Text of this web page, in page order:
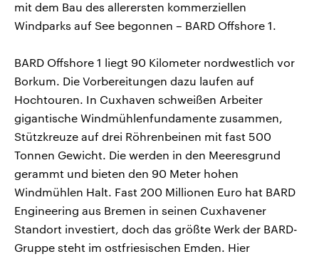
mit dem Bau des allerersten kommerziellen
Windparks auf See begonnen – BARD Offshore 1.
BARD Offshore 1 liegt 90 Kilometer nordwestlich vor
Borkum. Die Vorbereitungen dazu laufen auf
Hochtouren. In Cuxhaven schweißen Arbeiter
gigantische Windmühlenfundamente zusammen,
Stützkreuze auf drei Röhrenbeinen mit fast 500
Tonnen Gewicht. Die werden in den Meeresgrund
gerammt und bieten den 90 Meter hohen
Windmühlen Halt. Fast 200 Millionen Euro hat BARD
Engineering aus Bremen in seinen Cuxhavener
Standort investiert, doch das größte Werk der BARD-
Gruppe steht im ostfriesischen Emden. Hier